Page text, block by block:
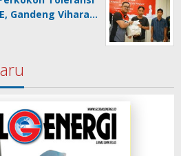
Gandeng Vihara…